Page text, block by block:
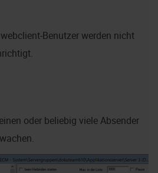
-Benutzer werden nicht
oder beliebig viele Absender